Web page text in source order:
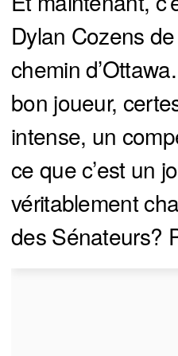
Dylan Cozens
chemin
bon joueur,
intense, un
ce que c’est un
véritablement
des Sénateurs?